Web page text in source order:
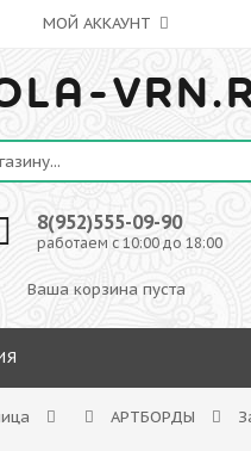
МОЙ АККАУНТ
8(952)555-09-90
работаем с 10:00 до 18:00
Ваша корзина пуста
АРТБОРДЫ